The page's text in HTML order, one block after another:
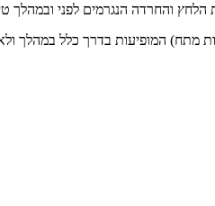
והחרדה הנגרמים לפני ובמהלך
מתח) המופיעות בדרך כלל במהלך